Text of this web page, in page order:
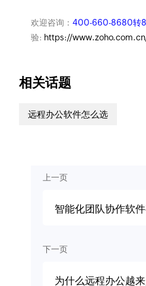
欢迎咨询： 400-660-8680转
验: https://
相关话题
远程办公软件怎么选
上一页
智能化团队协作软
下一页
为什么远程办公越